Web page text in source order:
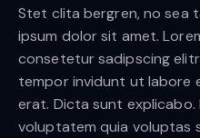
Stet clita bergren, no sea
ipsum dolor sit amet.
consetetur sadipscing
tempor invidunt ut labore
erat. Dicta sunt explicabo.
voluptatem quia voluptas